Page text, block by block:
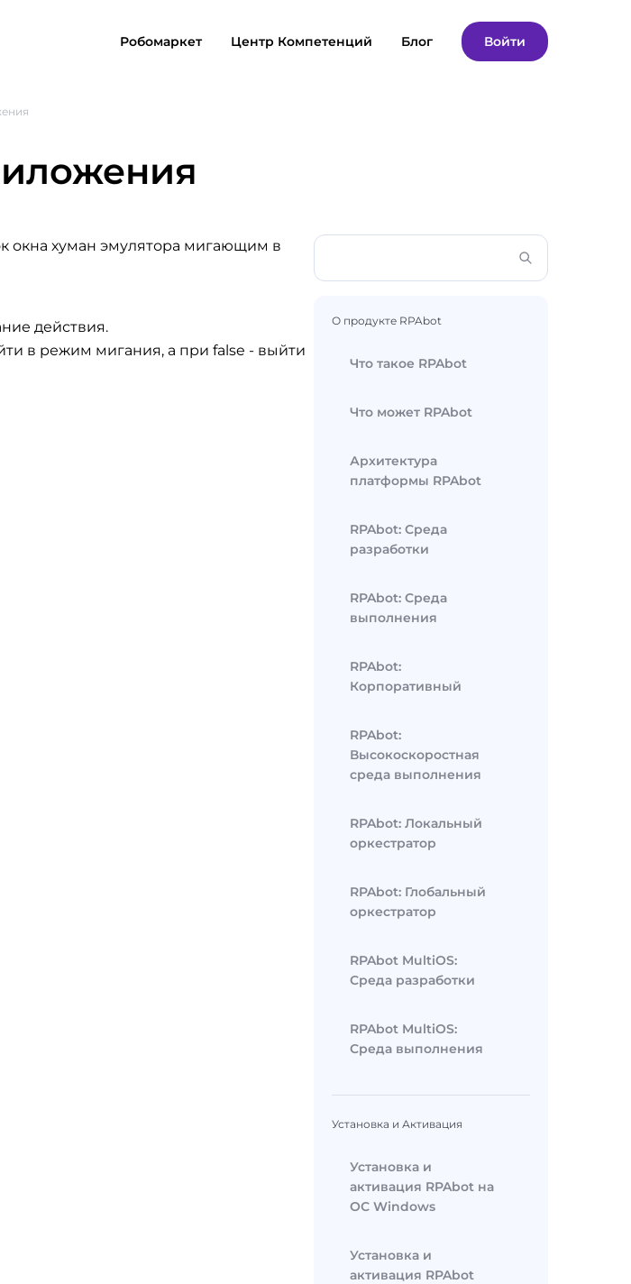
Робомаркет Центр Компетенций Блог Войти
окна хуман эмулятора мигающим в
действия.
в режим мигания, а при false - выйти
О продукте RPAbot
Что такое RPAbot
Что может RPAbot
Архитектура
платформы RPAbot
RPAbot: Среда
разработки
RPAbot: Среда
выполнения
RPAbot:
Корпоративный
RPAbot:
Высокоскоростная
среда выполнения
RPAbot: Локальный
оркестратор
RPAbot: Глобальный
оркестратор
RPAbot MultiOS:
Среда разработки
RPAbot MultiOS:
Среда выполнения
Установка и Активация
Установка и
активация RPAbot на
ОС Windows
Установка и
активация RPAbot